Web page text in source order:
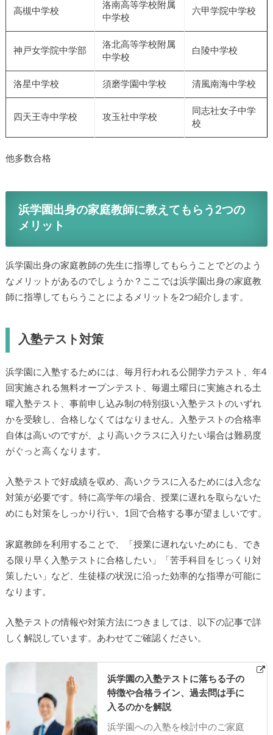
高槻中学校
洛南高等学校附属
中学校
六甲学院中学校
神戸女学院中学部
洛北高等学校附属
中学校
白陵中学校
洛星中学校 須磨学園中学校 清風南海中学校
四天王寺中学校 攻玉社中学校
同志社女子中学
校
他多数合格
浜学園出身の家庭教師に教えてもらう2つの
メリット
浜学園出身の家庭教師の先生に指導してもらうことでどのよう
なメリットがあるのでしょうか？ここでは浜学園出身の家庭教
師に指導してもらうことによるメリットを2つ紹介します。
入塾テスト対策
浜学園に入塾するためには、毎月行われる公開学力テスト、年4
回実施される無料オープンテスト、毎週土曜日に実施される土
曜入塾テスト、事前申し込み制の特別扱い入塾テストのいずれ
かを受験し、合格しなくてはなりません。入塾テストの合格率
自体は高いのですが、より高いクラスに入りたい場合は難易度
がぐっと高くなります。
入塾テストで好成績を収め、高いクラスに入るためには入念な
対策が必要です。特に高学年の場合、授業に遅れを取らないた
めにも対策をしっかり行い、1回で合格する事が望ましいです。
家庭教師を利用することで、「授業に遅れないためにも、でき
る限り早く入塾テストに合格したい」「苦手科目をじっくり対
策したい」など、生徒様の状況に沿った効率的な指導が可能に
なります。
入塾テストの情報や対策方法につきましては、以下の記事で詳
しく解説しています。あわせてご確認ください。
浜学園の入塾テストに落ちる子の
特徴や合格ライン、過去問は手に
入るのかを解説
浜学園への入塾を検討中のご家庭